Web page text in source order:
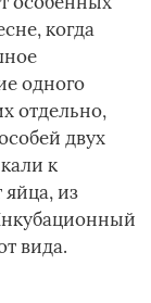
когда
одного
отдельно,
двух
к
из
вида.